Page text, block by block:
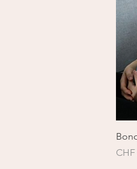
Preis
CHF